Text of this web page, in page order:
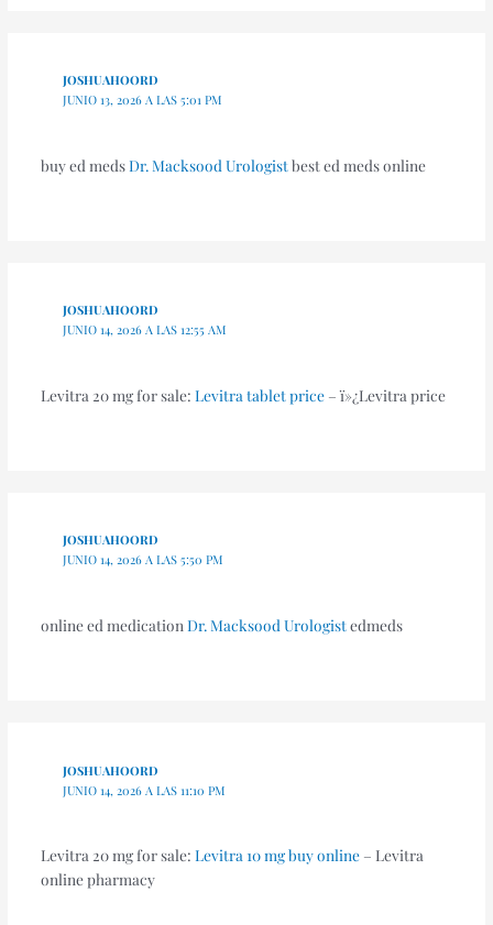
JOSHUAHOORD
JUNIO 13, 2026 A LAS 5:01 PM
buy ed medsDr. Macksood Urologistbest ed meds online
JOSHUAHOORD
JUNIO 14, 2026 A LAS 12:55 AM
Levitra 20 mg for sale: Levitra tablet price– ï»¿Levitra price
JOSHUAHOORD
JUNIO 14, 2026 A LAS 5:50 PM
online ed medication Dr. Macksood Urologistedmeds
JOSHUAHOORD
JUNIO 14, 2026 A LAS 11:10 PM
Levitra 20 mg for sale: Levitra 10 mg buy online– Levitra
online pharmacy